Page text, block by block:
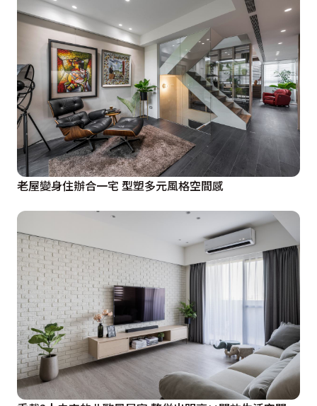
老屋變身住辦合一宅 型塑多元風格空間感